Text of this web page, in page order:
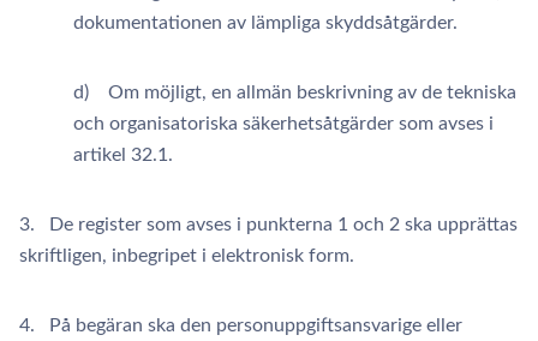
dokumentationen av lämpliga skyddsåtgärder.
d) Om möjligt, en allmän beskrivning av de tekniska
och organisatoriska säkerhetsåtgärder som avses i
artikel 32.1.
3. De register som avses i punkterna 1 och 2 ska upprättas
skriftligen, inbegripet i elektronisk form.
4. På begäran ska den personuppgiftsansvarige eller